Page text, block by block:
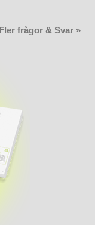
Fler frågor & Svar »